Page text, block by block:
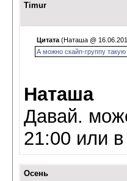
Timur
Цитата (Наташа @
А можно скайп-группу
Наташа
Давай.
21:00 или
Осень